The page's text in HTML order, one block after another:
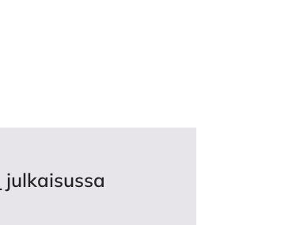
julkaisussa